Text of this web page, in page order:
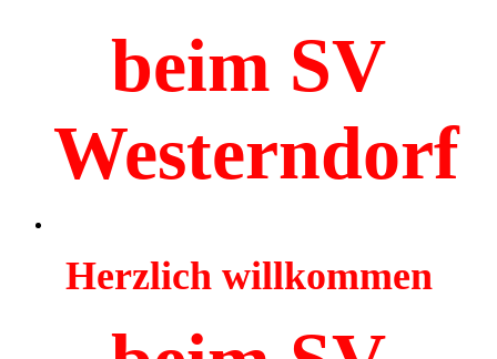
beim SV
Westerndorf
Herzlich willkommen